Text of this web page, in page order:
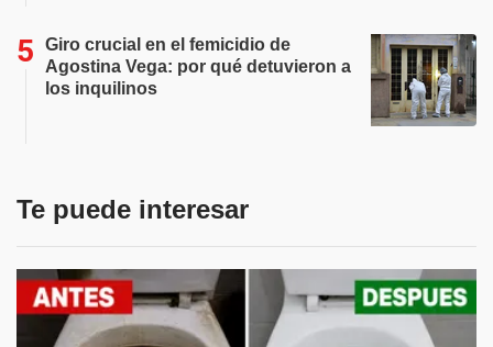
Giro crucial en el femicidio de
Agostina Vega: por qué detuvieron a
los inquilinos
Te puede interesar